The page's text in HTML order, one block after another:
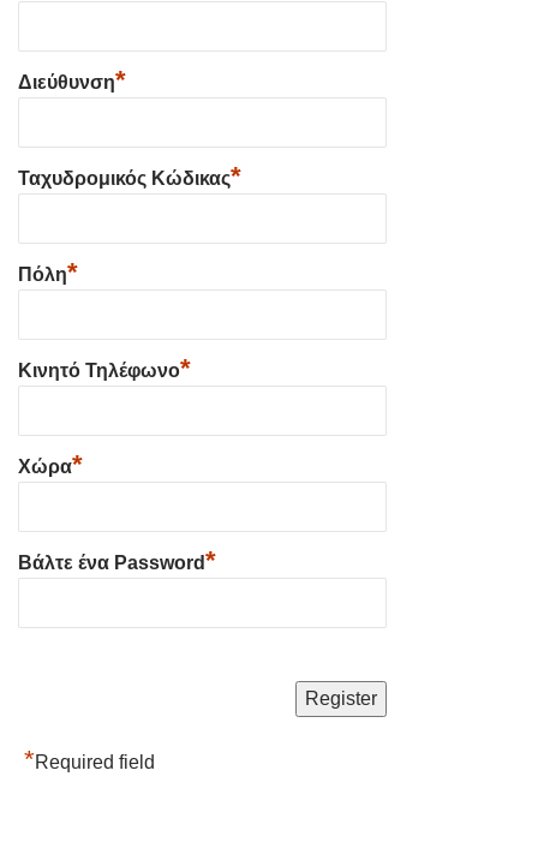
Διεύθυνση*
Ταχυδρομικός Κώδικας*
Πόλη*
Κινητό Τηλέφωνο*
Χώρα*
Βάλτε ένα Password*
*Required field